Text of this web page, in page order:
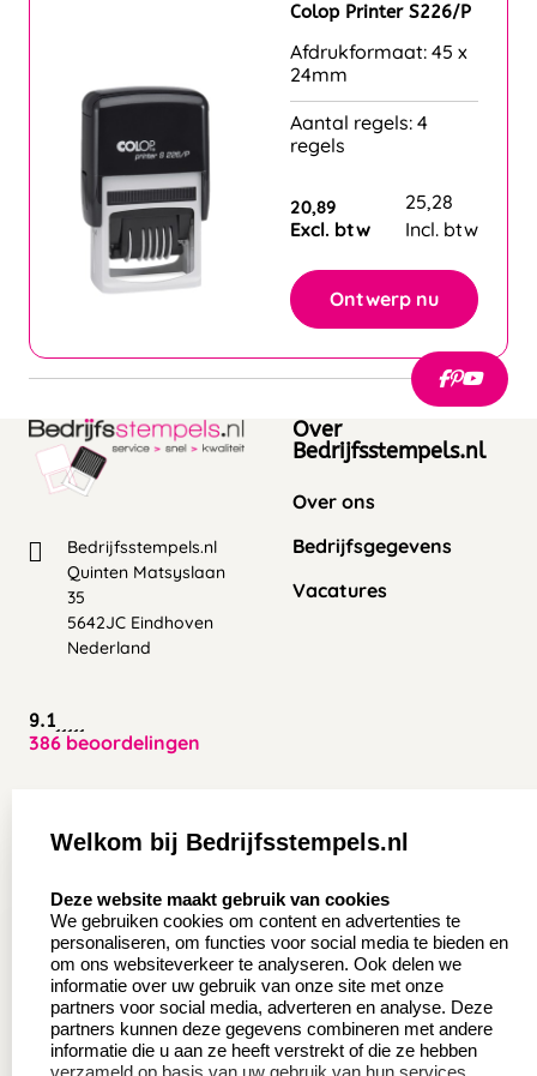
Colop Printer S226/P
Afdrukformaat: 45 x
24mm
Aantal regels: 4
regels
20,89
Excl. btw
25,28
Incl. btw
Ontwerp nu
Bedrijfsstempels.nl
Quinten Matsyslaan
35
5642JC Eindhoven
Nederland
9.1
386 beoordelingen
Over
Bedrijfsstempels.nl
Over ons
Bedrijfsgegevens
Vacatures
Wederverkoper
worden
Sale
Betaling & Verzending
Veel gestelde vragen
Retourneren
Herroepingsrecht
Welkom bij Bedrijfsstempels.nl
Deze website maakt gebruik van cookies
We gebruiken cookies om content en advertenties te
personaliseren, om functies voor social media te bieden en
om ons websiteverkeer te analyseren. Ook delen we
informatie over uw gebruik van onze site met onze
partners voor social media, adverteren en analyse. Deze
partners kunnen deze gegevens combineren met andere
informatie die u aan ze heeft verstrekt of die ze hebben
verzameld op basis van uw gebruik van hun services.